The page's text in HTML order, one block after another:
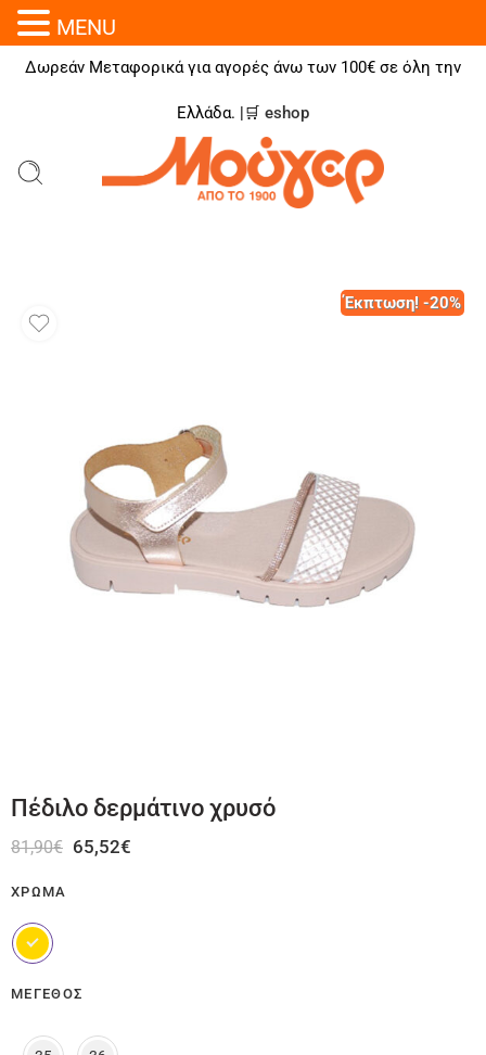
Δωρεάν Μεταφορικά για αγορές άνω των 100€ σε όλη την
Ελλάδα. |🛒 eshop
Έκπτωση! -20%
Πέδιλο δερμάτινο χρυσό
81,90€ 65,52€
ΧΡΏΜΑ
ΜΈΓΕΘΟΣ
MENU